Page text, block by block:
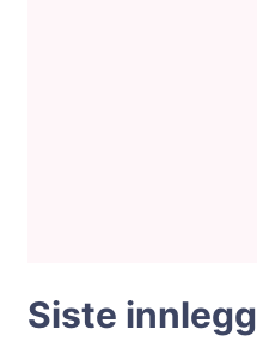
Siste innlegg